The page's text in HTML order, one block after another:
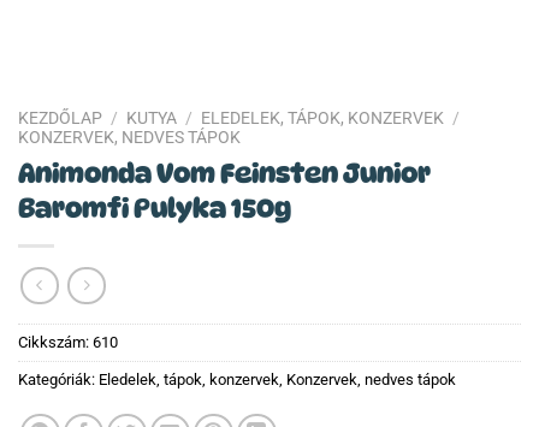
KEZDŐLAP / KUTYA / ELEDELEK, TÁPOK, KONZERVEK /
KONZERVEK, NEDVES TÁPOK
Animonda Vom Feinsten Junior
Baromfi Pulyka 150g
Cikkszám: 610
Kategóriák: Eledelek, tápok, konzervek, Konzervek, nedves tápok